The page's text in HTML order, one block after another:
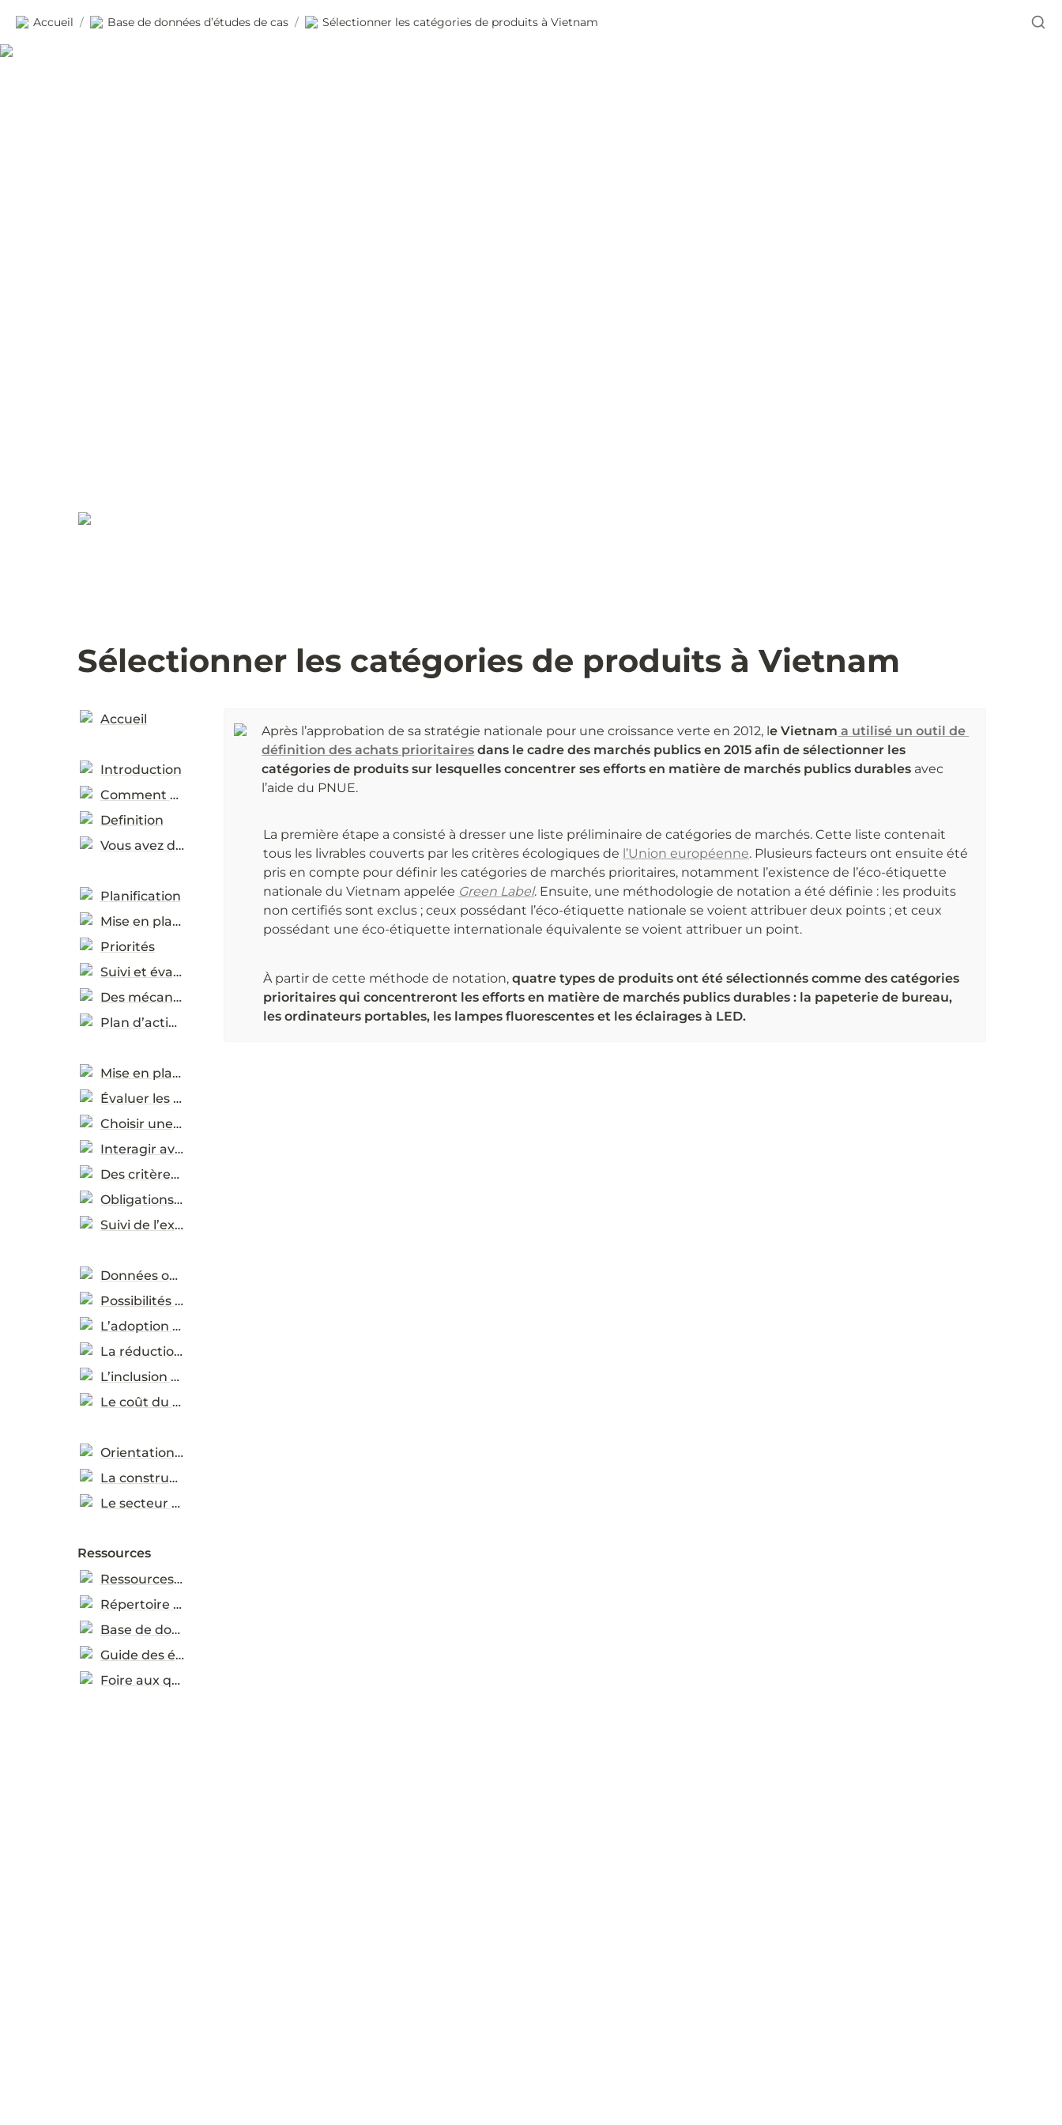
Accueil / Base de données d’études de cas / Sélectionner les catégories de produits à Vietnam
Sélectionner les catégories de produits à Vietnam
Accueil
Introduction
Comment utiliser
Definition
Vous avez demandées
Planification
Mise en place
Priorités
Suivi et évaluation
Des mécanismes d’assistance
Plan d’action
Mise en place
Évaluer les besoins réels
Choisir une méthode de passation de marchés
Interagir avec le marché
Des critères de durabilité
Obligations contractuelles
Suivi de l’exécution
Données ouvertes et évaluation des progrès
Possibilités d’utilisation des données
L’adoption des pratiques durables
La réduction des émissions de carbone
L’inclusion des genres
Le coût du cycle de vie
Orientations sectorielles
La construction (en anglais)
Le secteur TIC (en anglais)
Ressources
Ressources pratiques
Répertoire de ressources
Base de données d’études de cas
Guide des éco-étiquettes
Foire aux questions
Après l’approbation de sa stratégie nationale pour une croissance verte en 2012, le Vietnam a utilisé un outil de
définition des achats prioritaires dans le cadre des marchés publics en 2015 afin de sélectionner les
catégories de produits sur lesquelles concentrer ses efforts en matière de marchés publics durables avec
l’aide du PNUE.
La première étape a consisté à dresser une liste préliminaire de catégories de marchés. Cette liste contenait
tous les livrables couverts par les critères écologiques de l’Union européenne. Plusieurs facteurs ont ensuite été
pris en compte pour définir les catégories de marchés prioritaires, notamment l’existence de l’éco-étiquette
nationale du Vietnam appelée Green Label. Ensuite, une méthodologie de notation a été définie : les produits
non certifiés sont exclus ; ceux possédant l’éco-étiquette nationale se voient attribuer deux points ; et ceux
possédant une éco-étiquette internationale équivalente se voient attribuer un point.
À partir de cette méthode de notation, quatre types de produits ont été sélectionnés comme des catégories
prioritaires qui concentreront les efforts en matière de marchés publics durables : la papeterie de bureau,
les ordinateurs portables, les lampes fluorescentes et les éclairages à LED.